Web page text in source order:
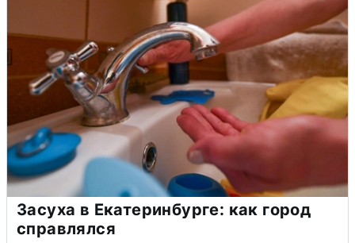
Засуха в Екатеринбурге: как город
справлялся